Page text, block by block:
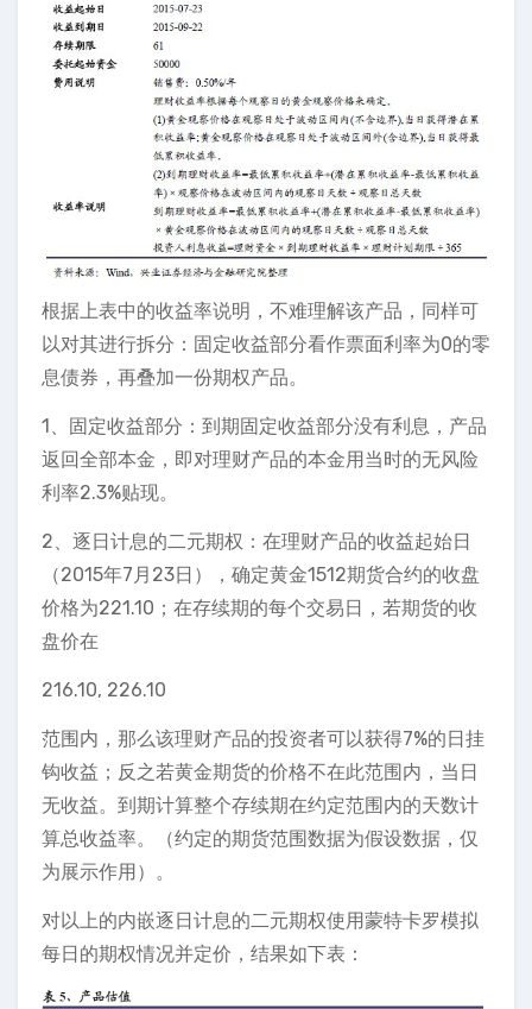
根据上表中的收益率说明，不难理解该产品，同样可
以对其进行拆分：固定收益部分看作票面利率为0的零
息债券，再叠加一份期权产品。
1、固定收益部分：到期固定收益部分没有利息，产品
返回全部本金，即对理财产品的本金用当时的无风险
利率2.3%贴现。
2、逐日计息的二元期权：在理财产品的收益起始日
（2015年7月23日），确定黄金1512期货合约的收盘
价格为221.10；在存续期的每个交易日，若期货的收
盘价在
216.10, 226.10
范围内，那么该理财产品的投资者可以获得7%的日挂
钩收益；反之若黄金期货的价格不在此范围内，当日
无收益。到期计算整个存续期在约定范围内的天数计
算总收益率。（约定的期货范围数据为假设数据，仅
为展示作用）。
对以上的内嵌逐日计息的二元期权使用蒙特卡罗模拟
每日的期权情况并定价，结果如下表：